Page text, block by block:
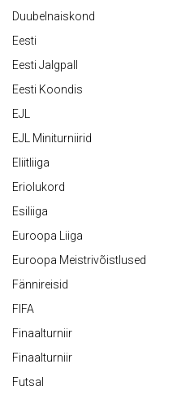
Duubelnaiskond
Eesti
Eesti Jalgpall
Eesti Koondis
EJL
EJL Miniturniirid
Eliitliiga
Eriolukord
Esiliiga
Euroopa Liiga
Euroopa Meistrivõistlused
Fännireisid
FIFA
Finaalturniir
Finaalturniir
Futsal